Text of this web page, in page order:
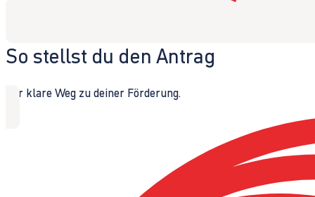
So stellst du den Antrag
Der klare Weg zu deiner Förderung.